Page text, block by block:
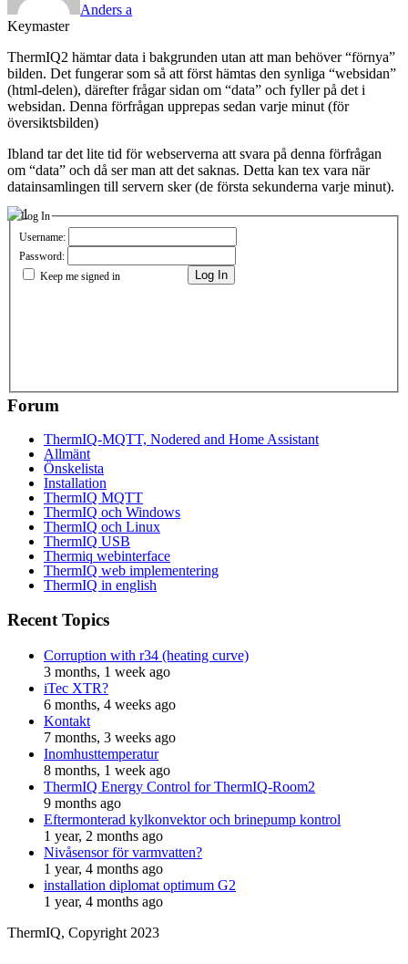
Anders a
Keymaster
ThermIQ2 hämtar data i bakgrunden utan att man behöver “förnya”
bilden. Det fungerar som så att först hämtas den synliga “websidan”
(html-delen), därefter frågar sidan om “data” och fyller på det i
websidan. Denna förfrågan upprepas sedan varje minut (för
översiktsbilden)
Ibland tar det lite tid för webserverna att svara på denna förfrågan
om “data” och då ser man att det saknas. Detta kan tex vara när
datainsamlingen till servern sker (de första sekunderna varje minut).
Log In
Username:
Password:
Keep me signed in
Log In
Forum
ThermIQ-MQTT, Nodered and Home Assistant
Allmänt
Önskelista
Installation
ThermIQ MQTT
ThermIQ och Windows
ThermIQ och Linux
ThermIQ USB
Thermiq webinterface
ThermIQ web implementering
ThermIQ in english
Recent Topics
Corruption with r34 (heating curve)
3 months, 1 week ago
iTec XTR?
6 months, 4 weeks ago
Kontakt
7 months, 3 weeks ago
Inomhusttemperatur
8 months, 1 week ago
ThermIQ Energy Control for ThermIQ-Room2
9 months ago
Eftermonterad kylkonvektor och brinepump kontrol
1 year, 2 months ago
Nivåsensor för varmvatten?
1 year, 4 months ago
installation diplomat optimum G2
1 year, 4 months ago
ThermIQ, Copyright 2023